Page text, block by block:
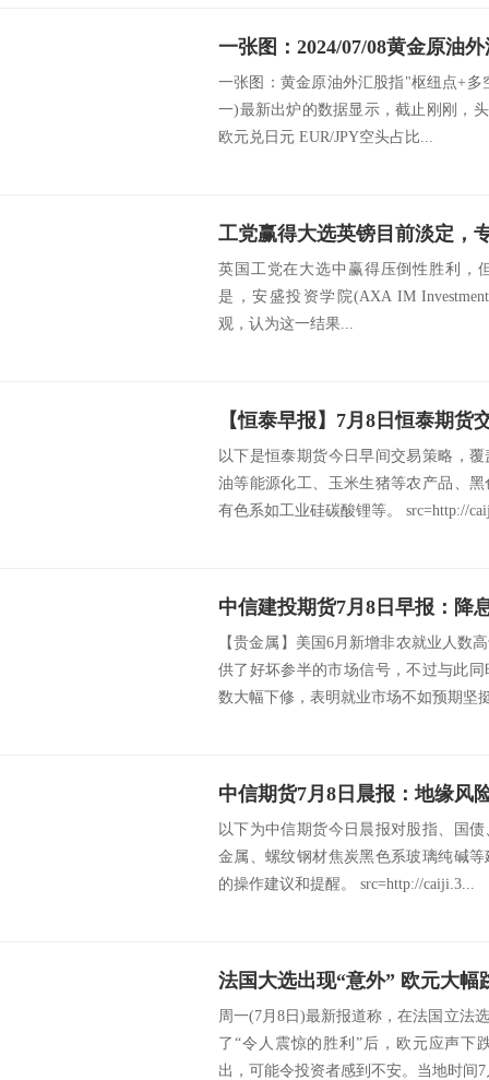
一张图：黄金原油外汇股指"枢纽点+多
一)最新出炉的数据显示，截止刚刚，
欧元兑日元 EUR/JPY空头占比...
工党赢得大选英镑目前淡定，
英国工党在大选中赢得压倒性胜利，
是，安盛投资学院(AXA IM
观，认为这一结果...
【恒泰早报】7月8日恒泰期货
以下是恒泰期货今日早间交易策略，
油等能源化工、玉米生猪等农产品、
有色系如工业硅碳酸锂等。 src=http://
【贵金属】美国6月新增非农就业人数
供了好坏参半的市场信号，不过与此
数大幅下修，表明就业市场不如预期坚
以下为中信期货今日晨报对股指、国
金属、螺纹钢材焦炭黑色系玻璃纯碱
的操作建议和提醒。 src=http://caiji.3...
周一(7月8日)最新报道称，在法国立法
了“令人震惊的胜利”后，欧元应声下
出，可能令投资者感到不安。当地时间